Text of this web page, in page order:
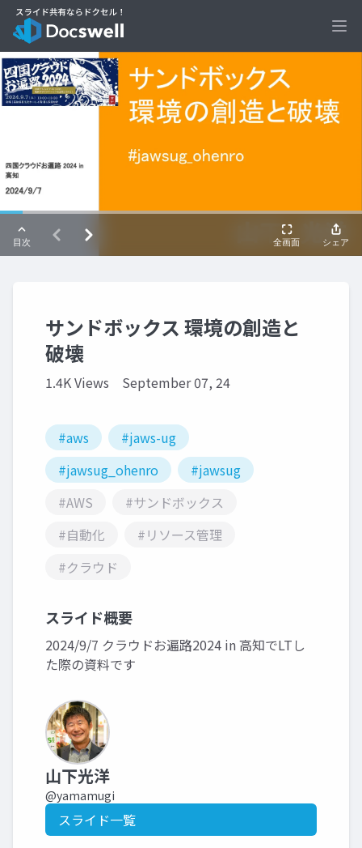
サンドボックス 環境の創造と
破壊
1.4K Views September 07, 24
#aws
#jaws-ug
#jawsug_ohenro
#jawsug
#AWS
#サンドボックス
#自動化
#リソース管理
#クラウド
スライド概要
2024/9/7 クラウドお遍路2024 in 高知でLTし
た際の資料です
山下光洋
@yamamugi
スライド一覧